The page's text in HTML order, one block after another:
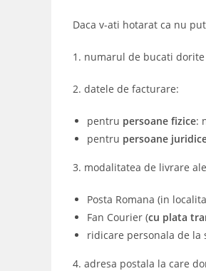
Daca v-ati hotarat ca nu
1. numarul de bucati dorite
2. datele de facturare:
pentru persoane fizice:
pentru persoane
3. modalitatea de livrare
Posta Romana (in
Fan Courier (cu plata
ridicare personala de la
4. adresa postala la care